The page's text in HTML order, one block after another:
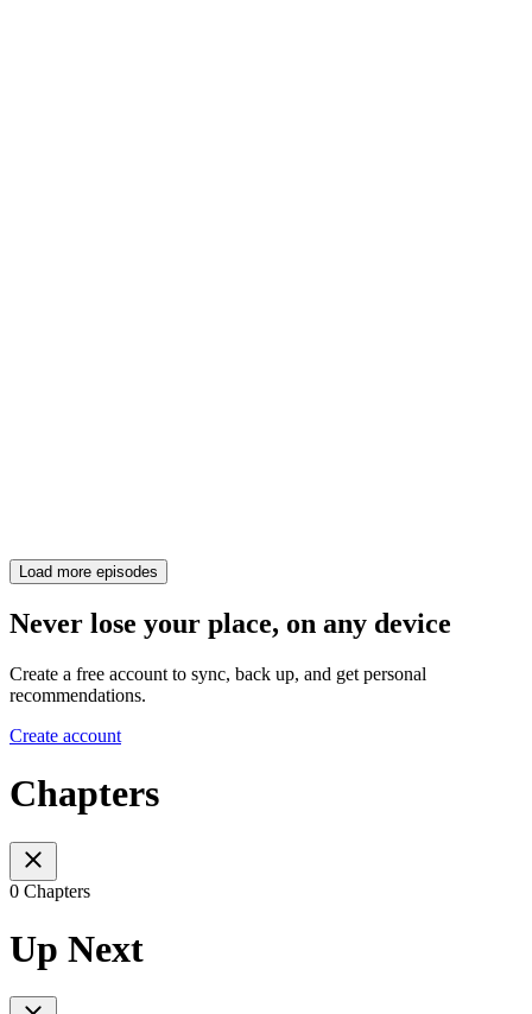
Load more episodes
Never lose your place, on any device
Create a free account to sync, back up, and get personal
recommendations.
Create account
Chapters
0 Chapters
Up Next